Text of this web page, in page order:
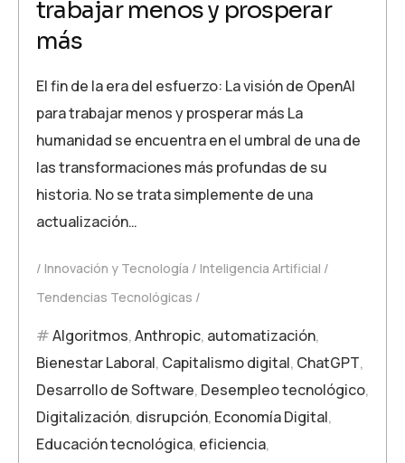
trabajar menos y prosperar
más
El fin de la era del esfuerzo: La visión de OpenAI
para trabajar menos y prosperar más La
humanidad se encuentra en el umbral de una de
las transformaciones más profundas de su
historia. No se trata simplemente de una
actualización…
Innovación y Tecnología
Inteligencia Artificial
Tendencias Tecnológicas
Algoritmos,Anthropic, automatización,
Bienestar Laboral, Capitalismo digital, ChatGPT,
Desarrollo de Software, Desempleo tecnológico,
Digitalización, disrupción, Economía Digital,
Educación tecnológica, eficiencia,